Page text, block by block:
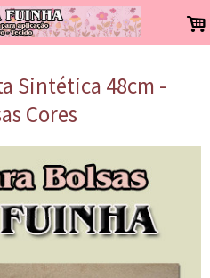
.
Sintética 48cm -
Cores